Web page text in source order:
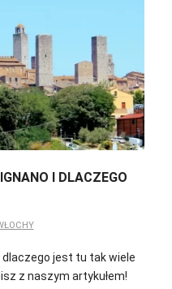
I DLACZEGO
dlaczego jest tu tak wiele
z naszym artykułem!